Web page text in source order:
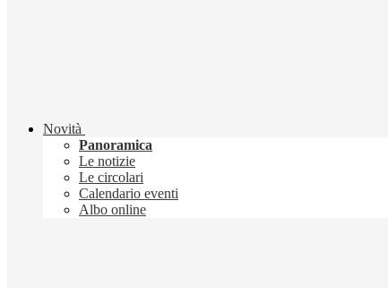
Novità
Panoramica
Le notizie
Le circolari
Calendario eventi
Albo online